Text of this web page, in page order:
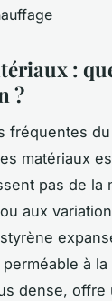
:
?
fréquentes
matériaux
pas de la
aux
à la
dense, offre